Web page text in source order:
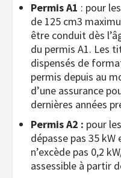
Permis A1 : pour
de 125 cm3
être conduit dès
du permis A1. Les
dispensés de
permis depuis au
d’une assurance
dernières années
Permis A2 : pour
dépasse pas 35
n’excède pas 0,2
assessible à partir